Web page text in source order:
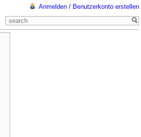
Anmelden / Benutzerkonto erstellen